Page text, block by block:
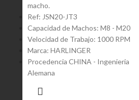
macho.
Ref: JSN20-JT3
Capacidad de Machos: M8 - M20
Velocidad de Trabajo: 1000 RPM
Marca: HARLINGER
Procedencia CHINA - Ingenieria
Alemana